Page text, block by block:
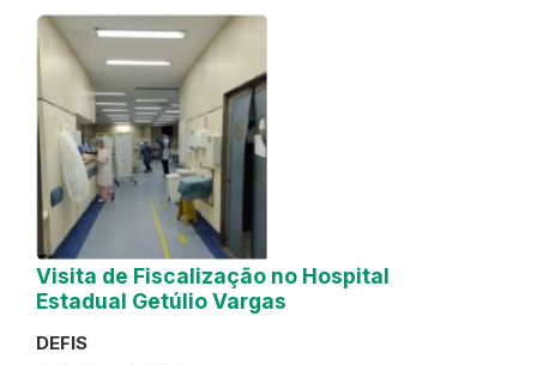
Visita de Fiscalização no Hospital
Estadual Getúlio Vargas
DEFIS